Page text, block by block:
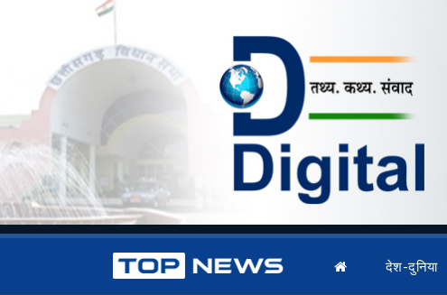
देश-दुनिया